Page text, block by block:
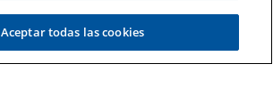
Aceptar todas las cookies